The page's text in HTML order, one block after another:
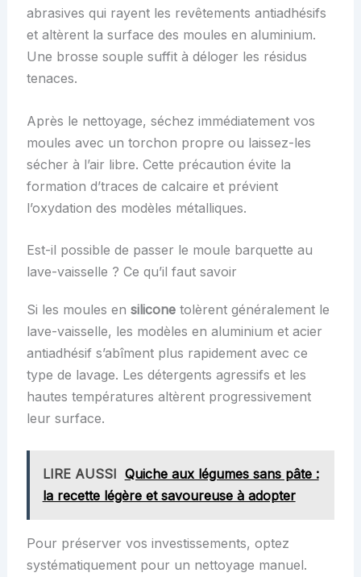
abrasives qui rayent les revêtements antiadhésifs
et altèrent la surface des moules en aluminium.
Une brosse souple suffit à déloger les résidus
tenaces.
Après le nettoyage, séchez immédiatement vos
moules avec un torchon propre ou laissez-les
sécher à l’air libre. Cette précaution évite la
formation d’traces de calcaire et prévient
l’oxydation des modèles métalliques.
Est-il possible de passer le moule barquette au
lave-vaisselle ? Ce qu’il faut savoir
Si les moules en siliconetolèrent généralement le
lave-vaisselle, les modèles en aluminium et acier
antiadhésif s’abîment plus rapidement avec ce
type de lavage. Les détergents agressifs et les
hautes températures altèrent progressivement
leur surface.
LIRE AUSSI Quiche aux légumes sans pâte :
la recette légère et savoureuse à adopter
Pour préserver vos investissements, optez
systématiquement pour un nettoyage manuel.